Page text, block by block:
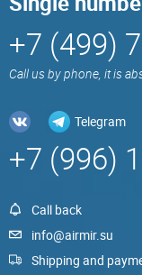
+7 (499)
Call us by phone, it is
Telegram
+7 (996)
Call back
info@airmir.su
Shipping and